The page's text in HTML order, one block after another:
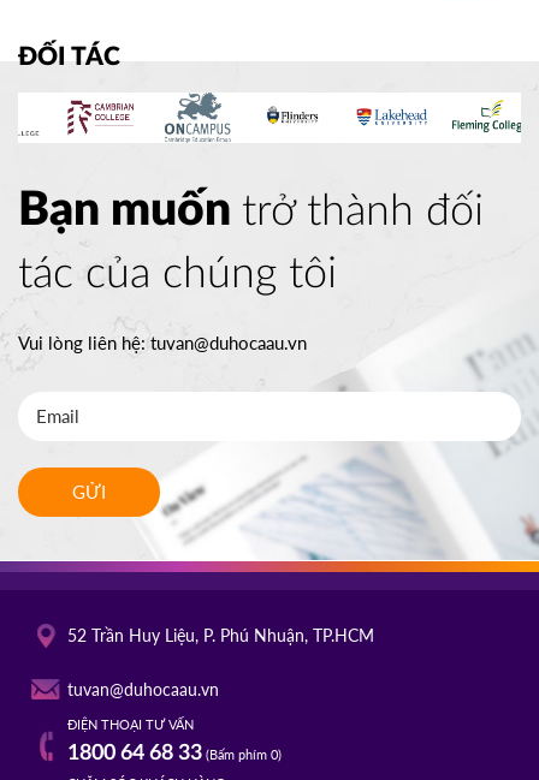
ĐỐI TÁC
Bạn muốn trở thành đối
tác của chúng tôi
Vui lòng liên hệ: tuvan@duhocaau.vn
GỬI
52 Trần Huy Liệu, P. Phú Nhuận, TP.HCM
tuvan@duhocaau.vn
ĐIỆN THOẠI TƯ VẤN
1800 64 68 33(Bấm phím 0)